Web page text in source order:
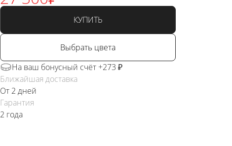
КУПИТЬ
Выбрать цвета
На ваш бонусный счёт +273 ₽
Ближайшая доставка
От 2 дней
Гарантия
2 года